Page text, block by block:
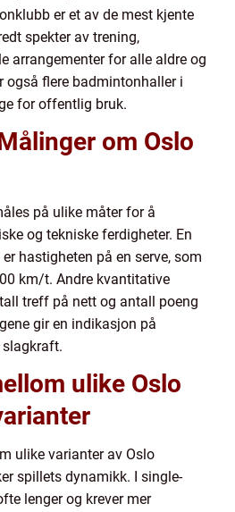
er et av de mest kjente
spekter av trening,
arrangementer for alle aldre og
også flere badmintonhaller i
for offentlig bruk.
om Oslo
på ulike måter for å
og tekniske ferdigheter. En
hastigheten på en serve, som
km/t. Andre kvantitative
treff på nett og antall poeng
gir en indikasjon på
ulike Oslo
ulike varianter av Oslo
spillets dynamikk. I single-
lenger og krever mer